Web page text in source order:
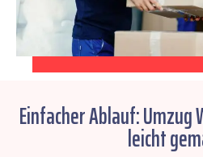
Einfacher Ablauf:
leicht